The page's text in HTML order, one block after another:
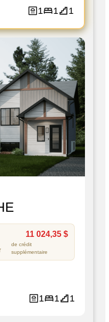
1 1 1
11 024,35 $
de crédit
supplémentaire
1 1 1